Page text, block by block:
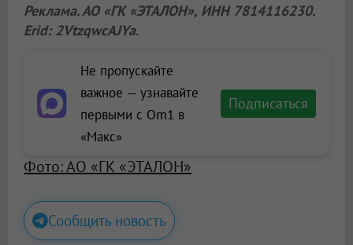
Реклама. АО «ГК «ЭТАЛОН», ИНН 7814116230.
Erid: 2VtzqwcAJYa.
Не пропускайте
важное — узнавайте
первыми с Om1 в
«Макс»
Подписаться
Фото: АО «ГК «ЭТАЛОН»
Сообщить новость